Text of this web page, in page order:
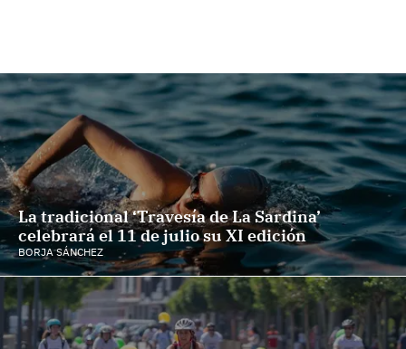
La tradicional ‘Travesía de La Sardina’
celebrará el 11 de julio su XI edición
BORJA SÁNCHEZ